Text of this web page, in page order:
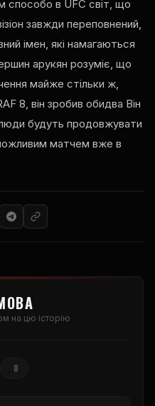
способо в UFC світ, що
завжди переповнений,
імен, які намагаються
арукян розуміє, що
майже стільки ж,
8, він зробив обидва Він
будуть продовжувати
матчем вже в
на цю історію
0